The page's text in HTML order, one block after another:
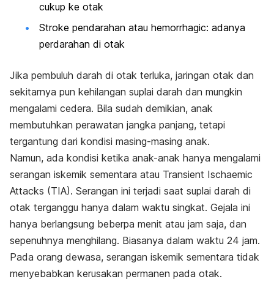
cukup ke otak
Stroke pendarahan atau hemorrhagic: adanya
perdarahan di otak
Jika pembuluh darah di otak terluka, jaringan otak dan
sekitarnya pun kehilangan suplai darah dan mungkin
mengalami cedera. Bila sudah demikian, anak
membutuhkan perawatan jangka panjang, tetapi
tergantung dari kondisi masing-masing anak.
Namun, ada kondisi ketika anak-anak hanya mengalami
serangan iskemik sementara atau Transient Ischaemic
Attacks (TIA). Serangan ini terjadi saat suplai darah di
otak terganggu hanya dalam waktu singkat. Gejala ini
hanya berlangsung beberpa menit atau jam saja, dan
sepenuhnya menghilang. Biasanya dalam waktu 24 jam.
Pada orang dewasa, serangan iskemik sementara tidak
menyebabkan kerusakan permanen pada otak.